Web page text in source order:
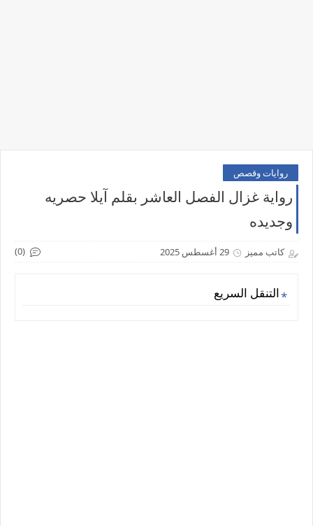
روايات وقصص
رواية غزال الفصل العاشر بقلم آيلا حصريه
وجديده
كاتب مميز 29 أغسطس 2025 (0)
التنقل السريع